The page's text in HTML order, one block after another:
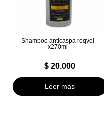
Shampoo anticaspa roqvel
x270ml
$20.000
Leer más